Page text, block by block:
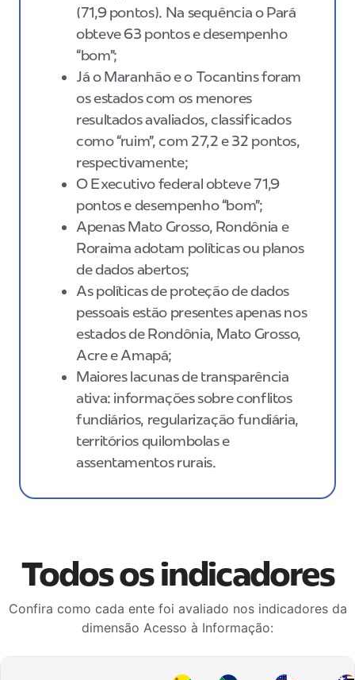
(71,9 pontos). Na sequência o Pará
obteve 63 pontos e desempenho
“bom”;
Já o Maranhão e o Tocantins foram
os estados com os menores
resultados avaliados, classificados
como “ruim”, com 27,2 e 32 pontos,
respectivamente;
O Executivo federal obteve 71,9
pontos e desempenho “bom”;
Apenas Mato Grosso, Rondônia e
Roraima adotam políticas ou planos
de dados abertos;
As políticas de proteção de dados
pessoais estão presentes apenas nos
estados de Rondônia, Mato Grosso,
Acre e Amapá;
Maiores lacunas de transparência
ativa: informações sobre conflitos
fundiários, regularização fundiária,
territórios quilombolas e
assentamentos rurais.
Todos os indicadores
Confira como cada ente foi avaliado nos indicadores da
dimensão Acesso à Informação: